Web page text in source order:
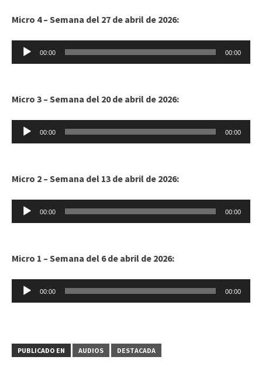
Micro 4 – Semana del 27 de abril de 2026:
Reproductor
00:00 00:00
Micro 3 – Semana del 20 de abril de 2026:
Reproductor
00:00 00:00
Micro 2 – Semana del 13 de abril de 2026:
Reproductor
00:00 00:00
Micro 1 – Semana del 6 de abril de 2026:
Reproductor
00:00 00:00
PUBLICADO EN AUDIOS DESTACADA